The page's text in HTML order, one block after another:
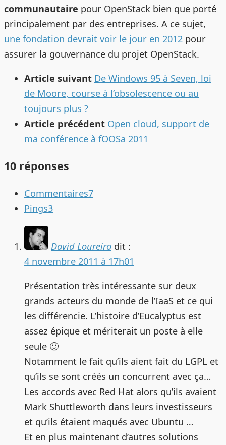
communautaire pour OpenStack bien que porté
principalement par des entreprises. A ce sujet,
une fondation devrait voir le jour en 2012 pour
assurer la gouvernance du projet OpenStack.
Article suivant De Windows 95 à Seven, loi
de Moore, course à l’obsolescence ou au
toujours plus ?
Article précédent Open cloud, support de
ma conférence à fOOSa 2011
10 réponses
Commentaires7
Pings3
David Loureiro dit :
4 novembre 2011 à 17h01
Présentation très intéressante sur deux
grands acteurs du monde de l’IaaS et ce qui
les différencie. L’histoire d’Eucalyptus est
assez épique et mériterait un poste à elle
seule 🙂
Notamment le fait qu’ils aient fait du LGPL et
qu’ils se sont créés un concurrent avec ça…
Les accords avec Red Hat alors qu’ils avaient
Mark Shuttleworth dans leurs investisseurs
et qu’ils étaient maqués avec Ubuntu …
Et en plus maintenant d’autres solutions